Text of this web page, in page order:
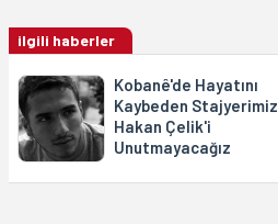
ilgili haberler
Kobanê'de Hayatını
Kaybeden Stajyerimiz
Hakan Çelik'i
Unutmayacağız